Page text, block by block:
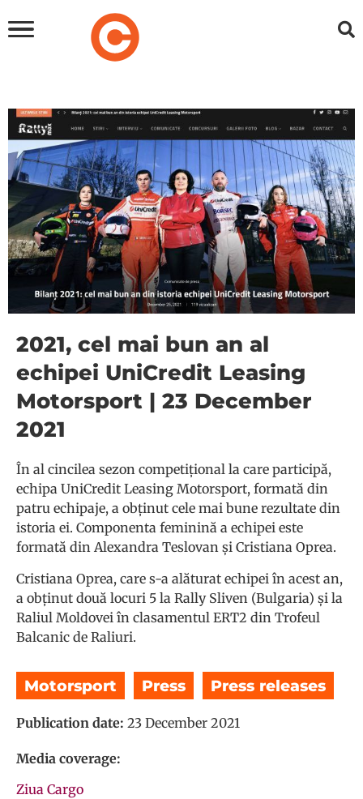
2021, cel mai bun an al
echipei UniCredit Leasing
Motorsport | 23 December
2021
În al cincilea sezon competițional la care participă,
echipa UniCredit Leasing Motorsport, formată din
patru echipaje, a obținut cele mai bune rezultate din
istoria ei. Componenta feminină a echipei este
formată din Alexandra Teslovan și Cristiana Oprea.
Cristiana Oprea, care s-a alăturat echipei în acest an,
a obținut două locuri 5 la Rally Sliven (Bulgaria) și la
Raliul Moldovei în clasamentul ERT2 din Trofeul
Balcanic de Raliuri.
Motorsport Press Press releases
Publication date: 23 December 2021
Media coverage:
Ziua Cargo